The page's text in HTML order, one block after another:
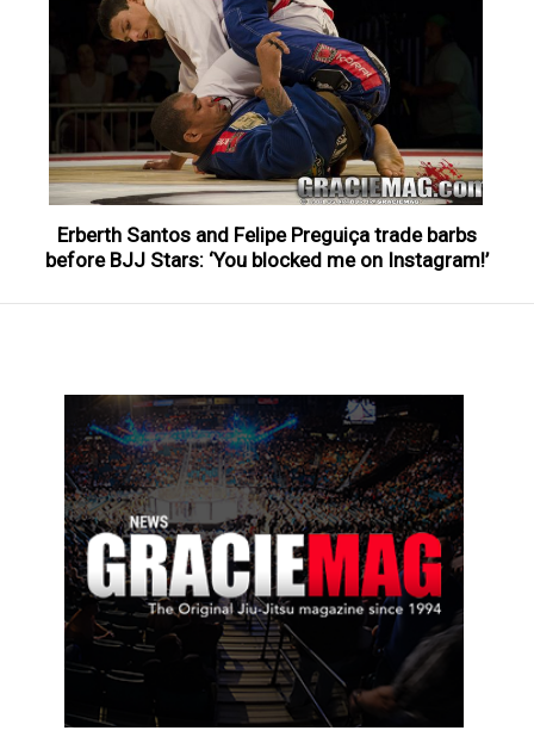
Erberth Santos and Felipe Preguiça trade barbs
before BJJ Stars: ‘You blocked me on Instagram!’